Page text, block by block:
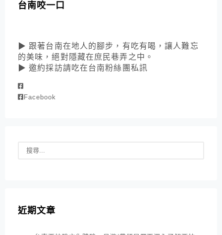
台南咬一口
▶ 跟著台南在地人的腳步，有吃有喝，讓人難忘
的美味，絕對隱藏在庶民巷弄之中。
▶ 邀約採訪請吃在台南粉絲團私訊
Facebook
近期文章